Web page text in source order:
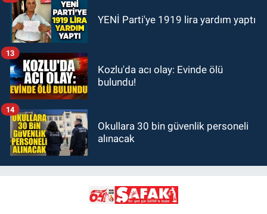
YENİ Parti'ye 1919 lira yardım yaptı
Kozlu'da acı olay: Evinde ölü
bulundu!
13
Okullara 30 bin güvenlik personeli
alınacak
14